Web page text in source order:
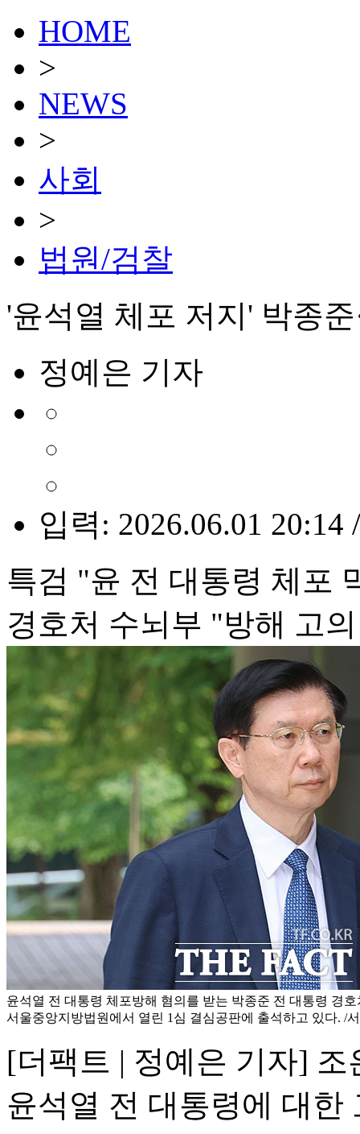
HOME
>
NEWS
>
사회
>
법원/검찰
'윤석열 체포 저지' 박종
정예은 기자
입력: 2026.06.01 20:14
특검 "윤 전 대통령 체포
경호처 수뇌부 "방해 고
윤석열 전 대통령 체포방해 혐의를 받는 박종준 전 대통령 경
서울중앙지방법원에서 열린 1심 결심공판에 출석하고 있다. /
[더팩트 | 정예은 기자]
윤석열 전 대통령에 대한